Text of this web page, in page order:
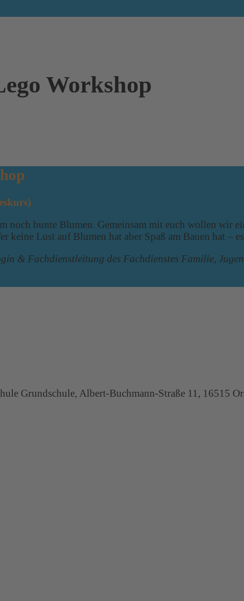
Workshop
noch bunte Blumen. Gemeinsam mit euch wollen wir
keine Lust auf Blumen hat aber Spaß am Bauen hat –
& Fachdienstleitung des Fachdienstes Familie,
Grundschule, Albert-Buchmann-Straße 11, 16515